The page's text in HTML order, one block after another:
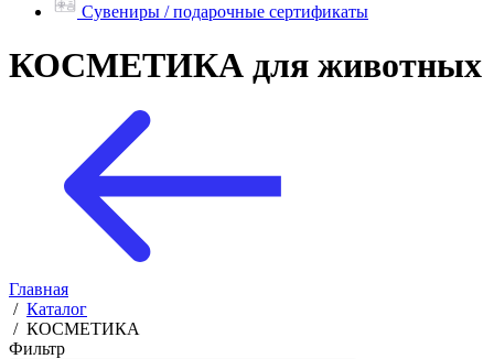
Сувениры / подарочные сертификаты
КОСМЕТИКА для животных
Главная
/ Каталог
/ КОСМЕТИКА
Фильтр